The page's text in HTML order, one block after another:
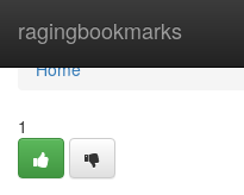
ragingbookmarks
Home
Home
1